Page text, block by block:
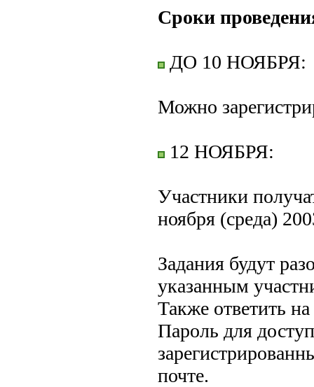
Cроки
ДО 10 НОЯБРЯ:
Можно
12 НОЯБРЯ:
Участники
ноября (среда)
Задания будут
указанным
Также ответить
Пароль для
почте.